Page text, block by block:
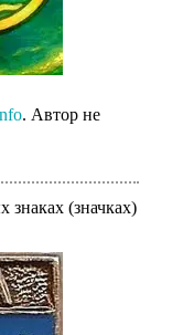
. Автор не
знаках (значках)